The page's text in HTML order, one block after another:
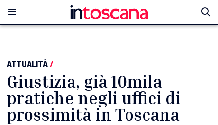
ATTUALITÀ/
Giustizia, già 10mila
pratiche negli uffici di
prossimità in Toscana